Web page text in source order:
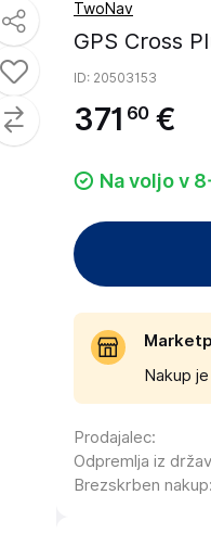
TwoNav
GPS Cross
ID: 20503153
371 60 €
Na voljo v
Nakup
Prodajalec:
Odpremlja iz
Brezskrben nakup: